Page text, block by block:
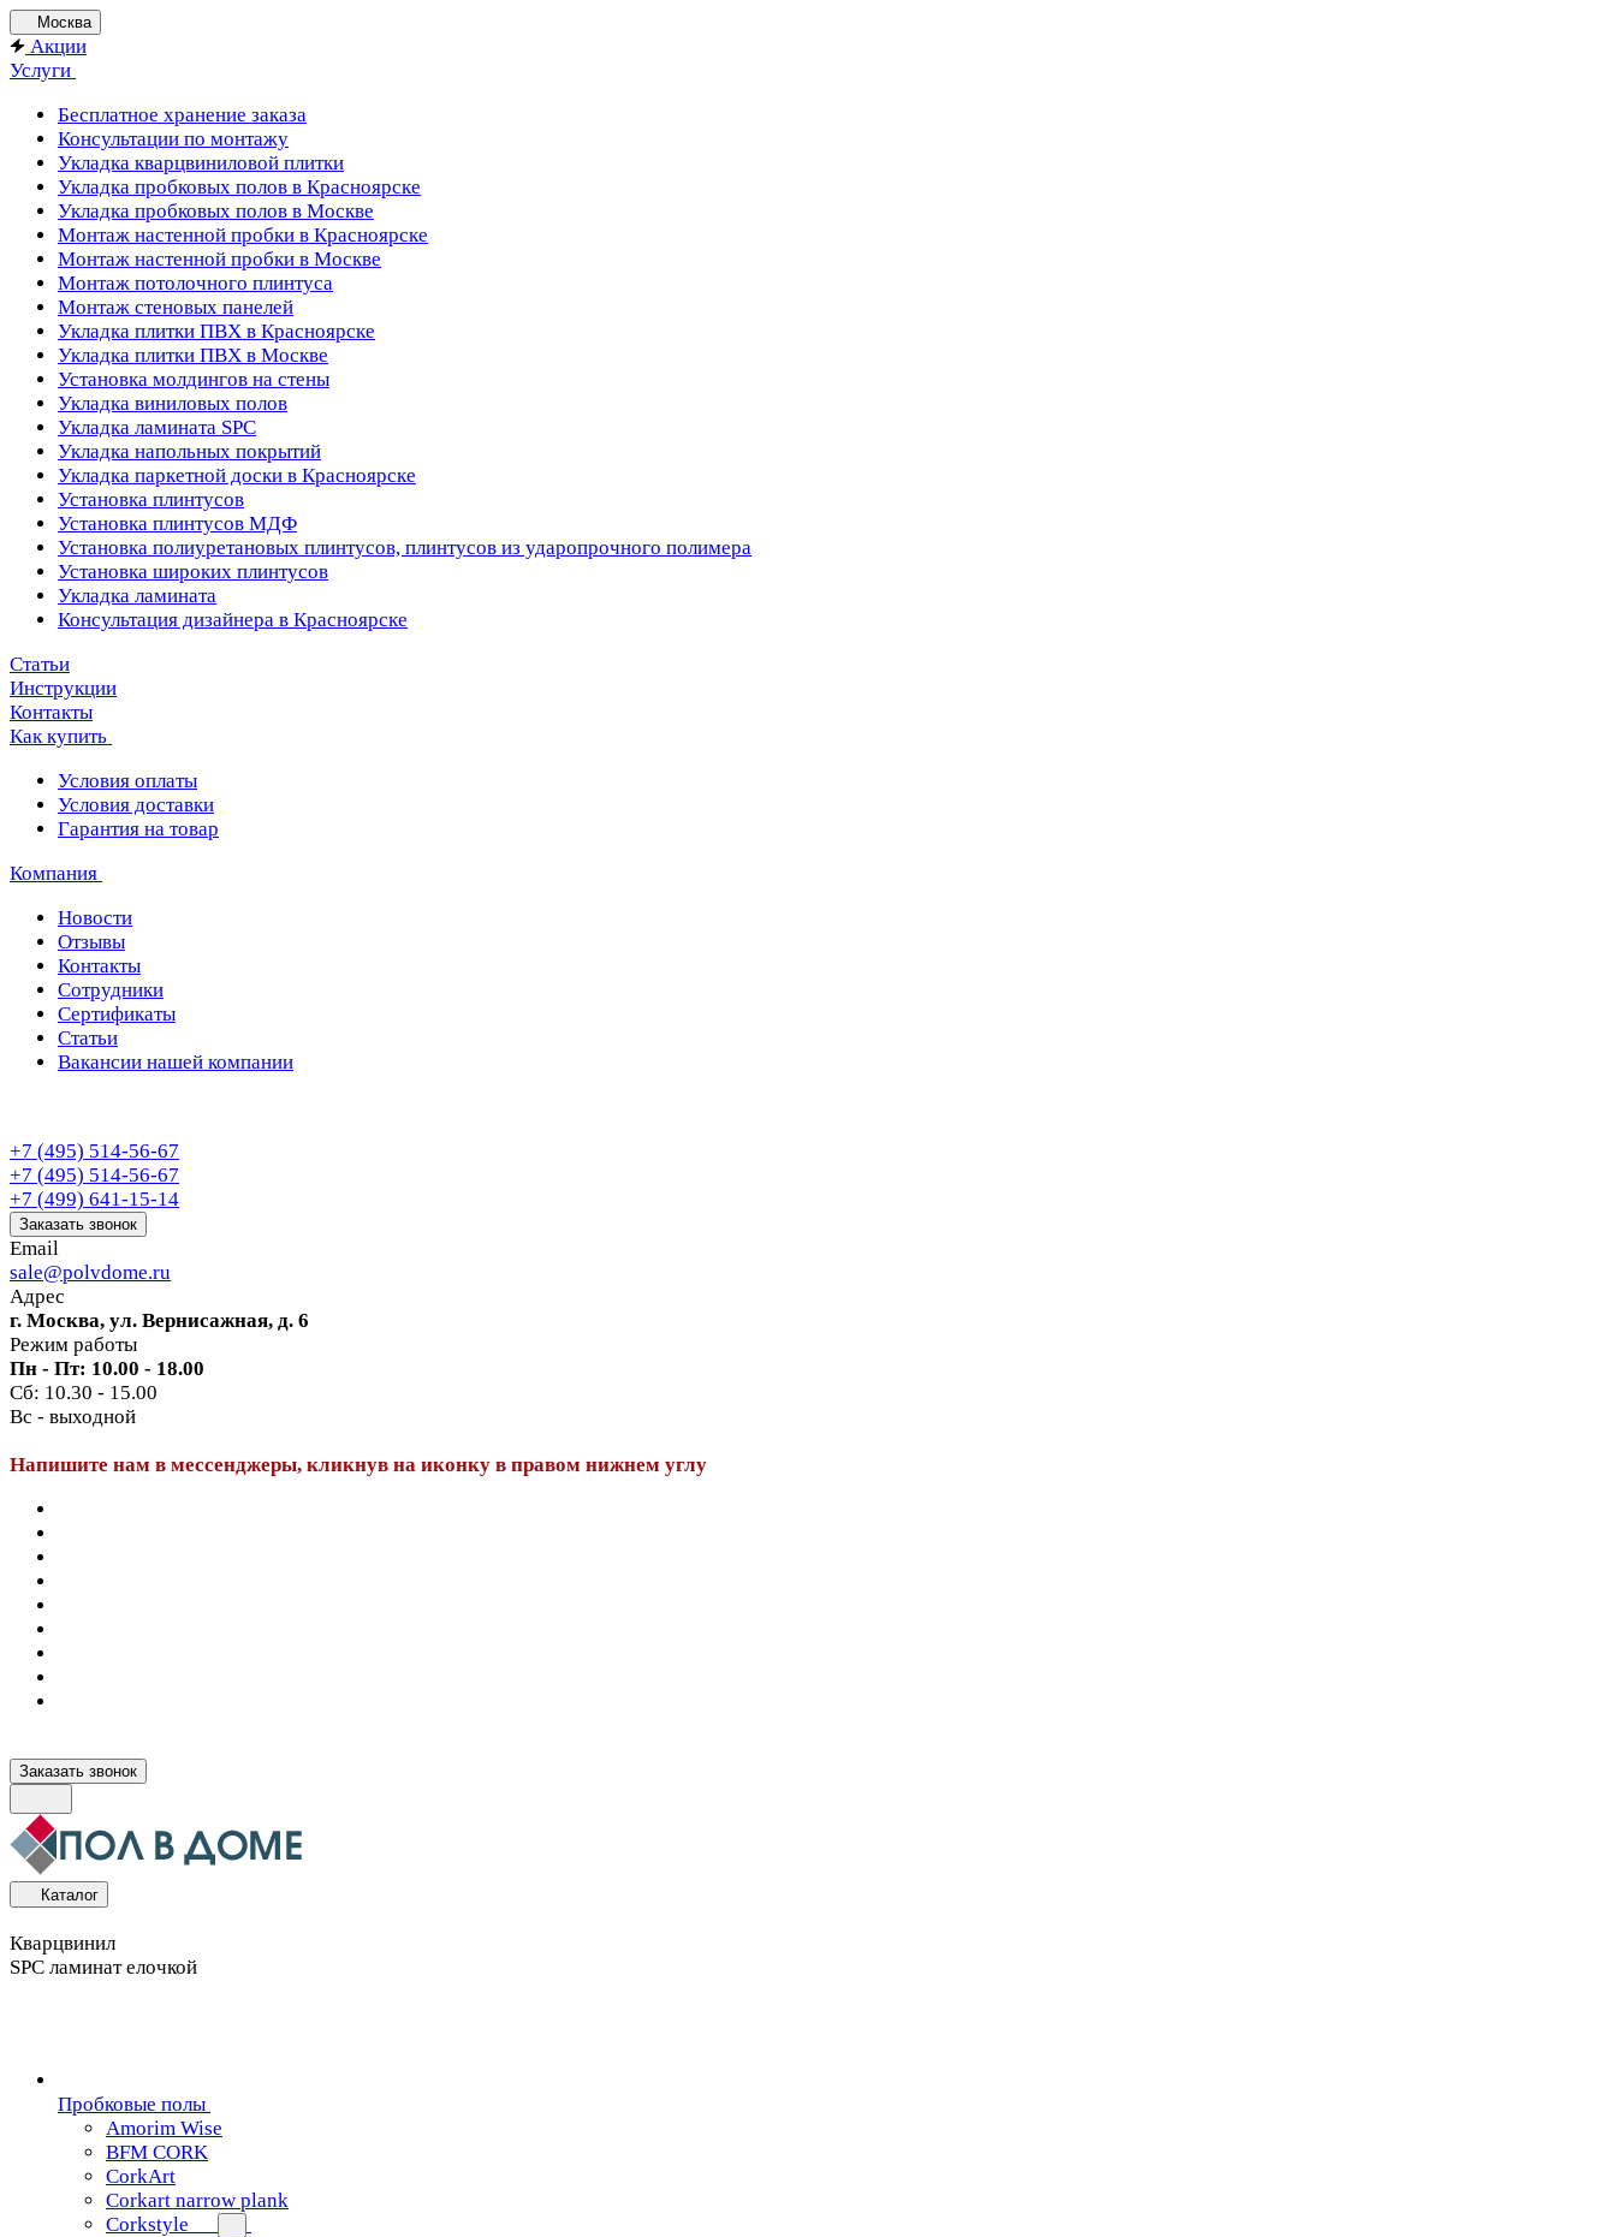
Москва
Акции
Услуги
Бесплатное хранение заказа
Консультации по монтажу
Укладка кварцвиниловой плитки
Укладка пробковых полов в Красноярске
Укладка пробковых полов в Москве
Монтаж настенной пробки в Красноярске
Монтаж настенной пробки в Москве
Монтаж потолочного плинтуса
Монтаж стеновых панелей
Укладка плитки ПВХ в Красноярске
Укладка плитки ПВХ в Москве
Установка молдингов на стены
Укладка виниловых полов
Укладка ламината SPC
Укладка напольных покрытий
Укладка паркетной доски в Красноярске
Установка плинтусов
Установка плинтусов МДФ
Установка полиуретановых плинтусов, плинтусов из ударопрочного полимера
Установка широких плинтусов
Укладка ламината
Консультация дизайнера в Красноярске
Статьи
Инструкции
Контакты
Как купить
Условия оплаты
Условия доставки
Гарантия на товар
Компания
Новости
Отзывы
Контакты
Сотрудники
Сертификаты
Статьи
Вакансии нашей компании
+7 (495) 514-56-67
+7 (495) 514-56-67
+7 (499) 641-15-14
Заказать звонок
Email
sale@polvdome.ru
Адрес
г. Москва, ул. Вернисажная, д. 6
Режим работы
Пн - Пт: 10.00 - 18.00
Сб: 10.30 - 15.00
Вс - выходной
Напишите нам в мессенджеры, кликнув на иконку в правом нижнем углу
Заказать звонок
Каталог
Кварцвинил
SPC ламинат елочкой
Пробковые полы
Amorim Wise
BFM CORK
CorkArt
Corkart narrow plank
Corkstyle